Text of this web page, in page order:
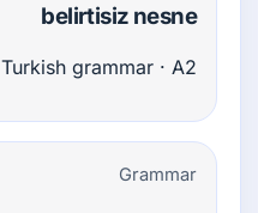
belirtisiz nesne
Turkish grammar · A2
Grammar